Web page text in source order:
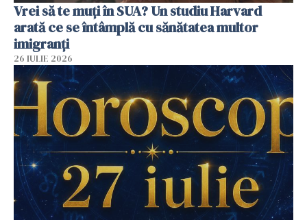
Vrei să te muți în SUA? Un studiu Harvard
arată ce se întâmplă cu sănătatea multor
imigranți
26 IULIE 2026